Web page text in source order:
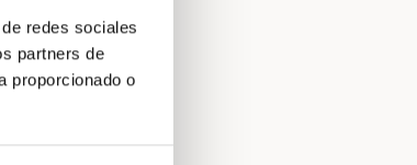
redes sociales
partners de
proporcionado o